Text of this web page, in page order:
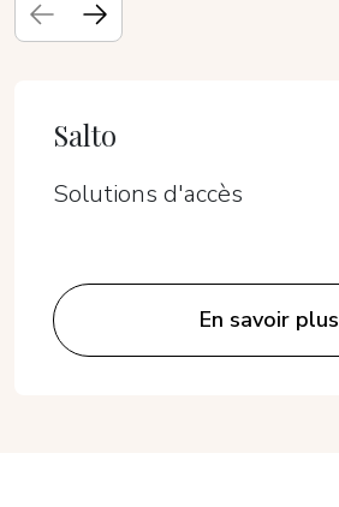
Salto
Solutions d'accès
En savoir plus